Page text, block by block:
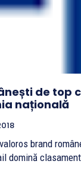
de top
națională
brand românesc
domină